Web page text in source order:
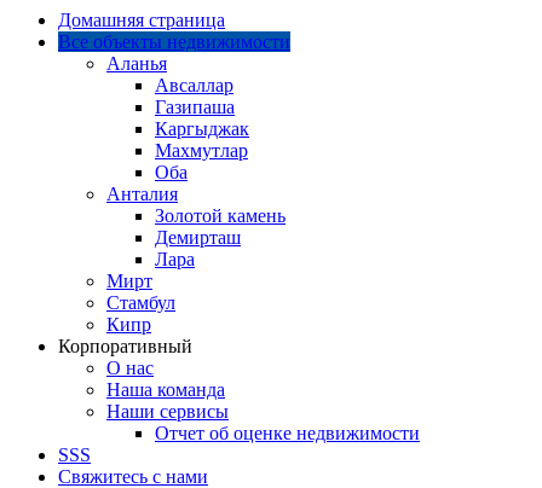
Домашняя страница
Все объекты недвижимости
Аланья
Авсаллар
Газипаша
Каргыджак
Махмутлар
Оба
Анталия
Золотой камень
Демирташ
Лара
Мирт
Стамбул
Кипр
Корпоративный
О нас
Наша команда
Наши сервисы
Отчет об оценке недвижимости
SSS
Свяжитесь с нами